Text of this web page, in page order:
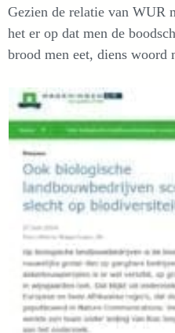
Gezien de relatie van WUR
het er op dat men de
brood men eet, diens woord